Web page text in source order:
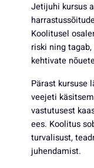
Jetijuhi kursus
Koolitusel
riski ning
kehtivate
Pärast kursuse
veejeti
vastutusest
ees. Koolitus
turvalisust,
juhendamist.